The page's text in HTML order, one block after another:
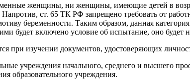
женщины, ни женщины, имеющие детей в
ст. 65 ТК РФ запрещено требовать от
беременности. Таким образом, данная
будет включено условие об испытание, оно будет
при изучении документов, удостоверяющих
учреждения начального, среднего и высшего
образовательного учреждения.